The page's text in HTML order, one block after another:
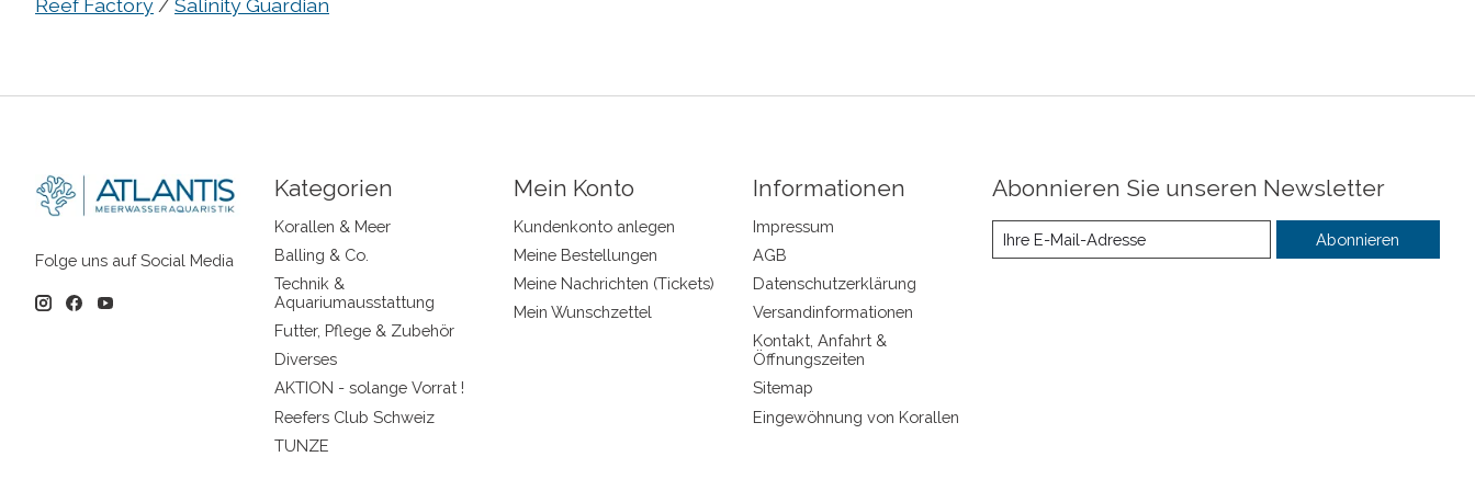
Reef Factory/ Salinity Guardian
Folge uns auf Social Media
Kategorien
Korallen & Meer
Balling & Co.
Technik &
Aquariumausstattung
Futter, Pflege & Zubehör
Diverses
AKTION - solange Vorrat !
Reefers Club Schweiz
TUNZE
Mein Konto
Kundenkonto anlegen
Meine Bestellungen
Meine Nachrichten (Tickets)
Mein Wunschzettel
Informationen
Impressum
AGB
Datenschutzerklärung
Versandinformationen
Kontakt, Anfahrt &
Öffnungszeiten
Sitemap
Eingewöhnung von Korallen
Abonnieren Sie unseren Newsletter
Abonnieren